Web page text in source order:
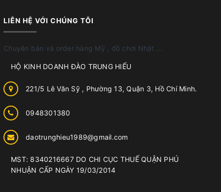
LIÊN HỆ VỚI CHÚNG TÔI
Chuyên bán và order hàng Mỹ , đồ chơi Nhật ...
HỘ KINH DOANH ĐÀO TRUNG HIẾU
221/5 Lê Văn Sỹ , Phường 13, Quận 3, Hồ Chí Minh.
0948301380
daotrunghieu1989@gmail.com
MST: 8340216667 DO CHI CỤC THUẾ QUẬN PHÚ
NHUẬN CẤP NGÀY 19/03/2014